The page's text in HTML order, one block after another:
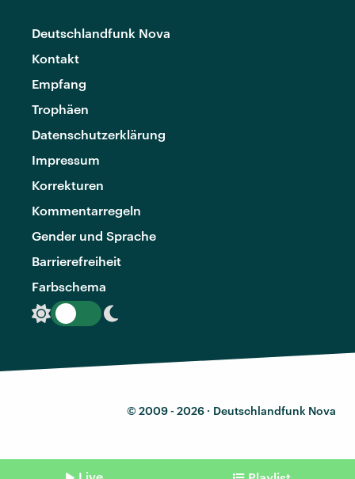
Deutschlandfunk Nova
Kontakt
Empfang
Trophäen
Datenschutzerklärung
Impressum
Korrekturen
Kommentarregeln
Gender und Sprache
Barrierefreiheit
Farbschema
© 2009 - 2026 · Deutschlandfunk Nova